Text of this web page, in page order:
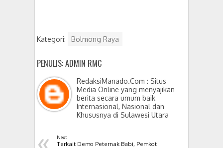
Kategori: Bolmong Raya
PENULIS: ADMIN RMC
RedaksiManado.Com : Situs
Media Online yang menyajikan
berita secara umum baik
Internasional, Nasional dan
Khususnya di Sulawesi Utara
Next
Terkait Demo Peternak Babi, Pemkot